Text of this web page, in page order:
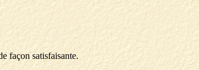
façon satisfaisante.